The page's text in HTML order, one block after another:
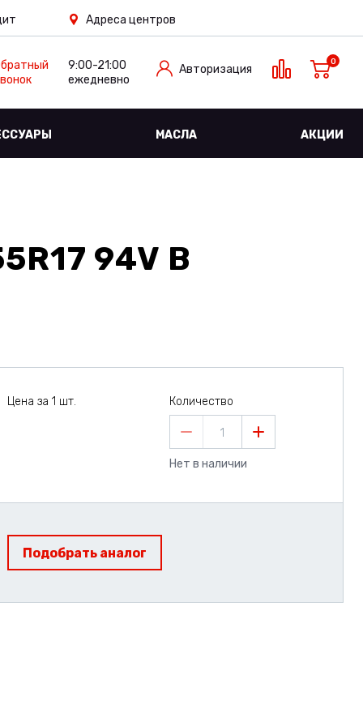
Адреса центров
9:00-21:00
ежедневно
Авторизация
0
МАСЛА АКЦИИ
94V В
Цена за 1 шт. Количество
1
Нет в наличии
Подобрать аналог